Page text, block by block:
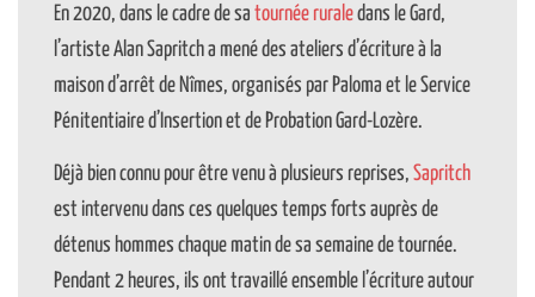
En 2020, dans le cadre de sa tournée ruraledans le Gard,
l’artiste Alan Sapritch a mené des ateliers d’écriture à la
maison d’arrêt de Nîmes, organisés par Paloma et le Service
Pénitentiaire d’Insertion et de Probation Gard-Lozère.
Déjà bien connu pour être venu à plusieurs reprises, Sapritch
est intervenu dans ces quelques temps forts auprès de
détenus hommes chaque matin de sa semaine de tournée.
Pendant 2 heures, ils ont travaillé ensemble l’écriture autour